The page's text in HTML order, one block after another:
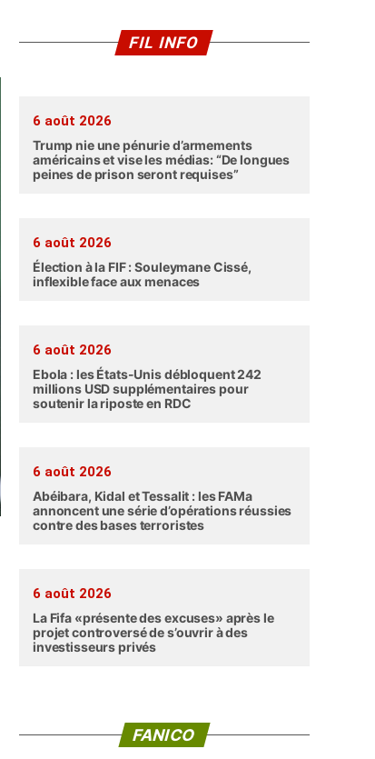
FIL INFO
6 août 2026
Trump nie une pénurie d’armements
américains et vise les médias: “De longues
peines de prison seront requises”
6 août 2026
Élection à la FIF : Souleymane Cissé,
inflexible face aux menaces
6 août 2026
Ebola : les États-Unis débloquent 242
millions USD supplémentaires pour
soutenir la riposte en RDC
6 août 2026
Abéibara, Kidal et Tessalit : les FAMa
annoncent une série d’opérations réussies
contre des bases terroristes
6 août 2026
La Fifa «présente des excuses» après le
projet controversé de s’ouvrir à des
investisseurs privés
FANICO